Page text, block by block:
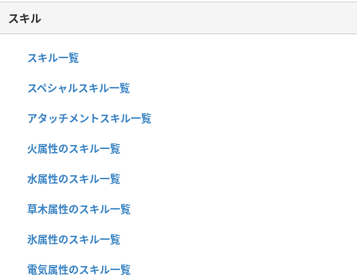
スキル
スキル一覧
スペシャルスキル一覧
アタッチメントスキル一覧
火属性のスキル一覧
水属性のスキル一覧
草木属性のスキル一覧
氷属性のスキル一覧
電気属性のスキル一覧